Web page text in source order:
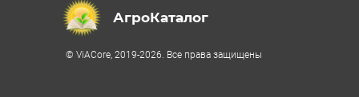
АгроКаталог
© ViACore, 2019-2026. Все права защищены